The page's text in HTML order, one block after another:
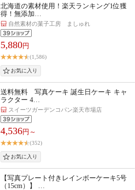
北海道の素材使用！楽天ランキング1位獲
得！無添加…
自然素材の菓子工房 ましゅれ
5,880円
(1,586)
送料無料 写真ケーキ 誕生日ケーキ キャ
ラクター 4…
スイーツガーデンコパン楽天市場店
4,536円～
(352)
【写真プレート付きレインボーケーキ5号
（15cm）】 …